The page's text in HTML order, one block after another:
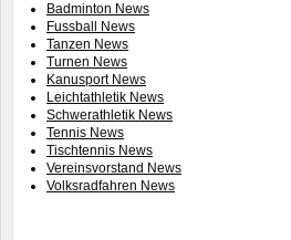
Badminton News
Fussball News
Tanzen News
Turnen News
Kanusport News
Leichtathletik News
Schwerathletik News
Tennis News
Tischtennis News
Vereinsvorstand News
Volksradfahren News